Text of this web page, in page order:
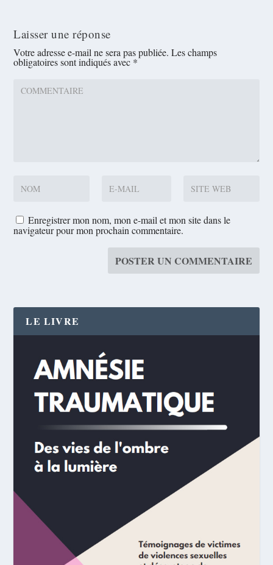
Laisser une réponse
Votre adresse e-mail ne sera pas publiée. Les champs
obligatoires sont indiqués avec *
Enregistrer mon nom, mon e-mail et mon site dans le
navigateur pour mon prochain commentaire.
LE LIVRE